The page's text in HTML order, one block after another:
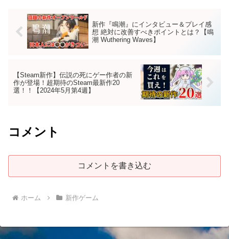
新作『鳴潮』にインタビュー＆プレイ感
想 絶対に改善すべきポイントとは？【鳴
潮 Wuthering Waves】
【Steam新作】伝説の死にゲー作者の新
作が登場！超期待のSteam最新作20
選！！【2024年5月第4週】
コメント
コメントを書き込む
ホーム 新作ゲーム